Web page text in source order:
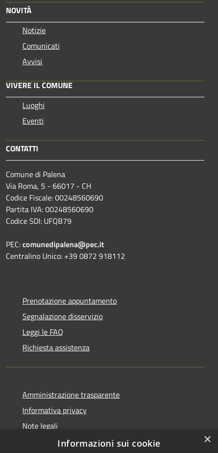
NOVITÀ
Notizie
Comunicati
Avvisi
VIVERE IL COMUNE
Luoghi
Eventi
CONTATTI
Comune di Palena
Via Roma, 5 - 66017 - CH
Codice Fiscale: 00248560690
Partita IVA: 00248560690
Codice SDI: UFQB79
PEC:comunedipalena@pec.it
Centralino Unico: +39 0872 918112
Prenotazione appuntamento
Segnalazione disservizio
Leggi le FAQ
Richiesta assistenza
Amministrazione trasparente
Informativa privacy
Note legali
Dichiarazione di accessibilità
×
Informazioni sui cookie